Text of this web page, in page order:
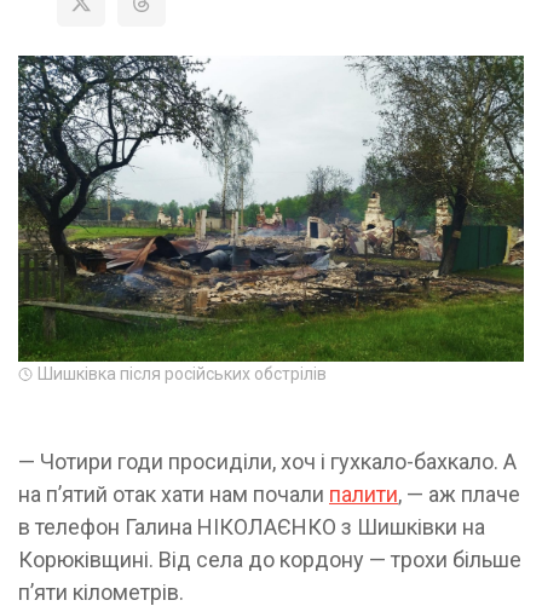
Шишківка після російських обстрілів
— Чотири годи просиділи, хоч і гухкало-бахкало. А
на п’ятий отак хати нам почали палити, — аж плаче
в телефон Галина НІКОЛАЄНКО з Шишківки на
Корюківщині. Від села до кордону — трохи більше
п’яти кілометрів.